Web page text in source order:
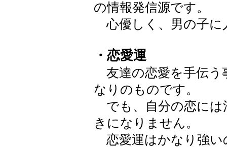
の情報発信源です。
心優しく、男の子に
・恋愛運
友達の恋愛を手伝う
なりのものです。
でも、自分の恋には
きになりません。
恋愛運はかなり強い